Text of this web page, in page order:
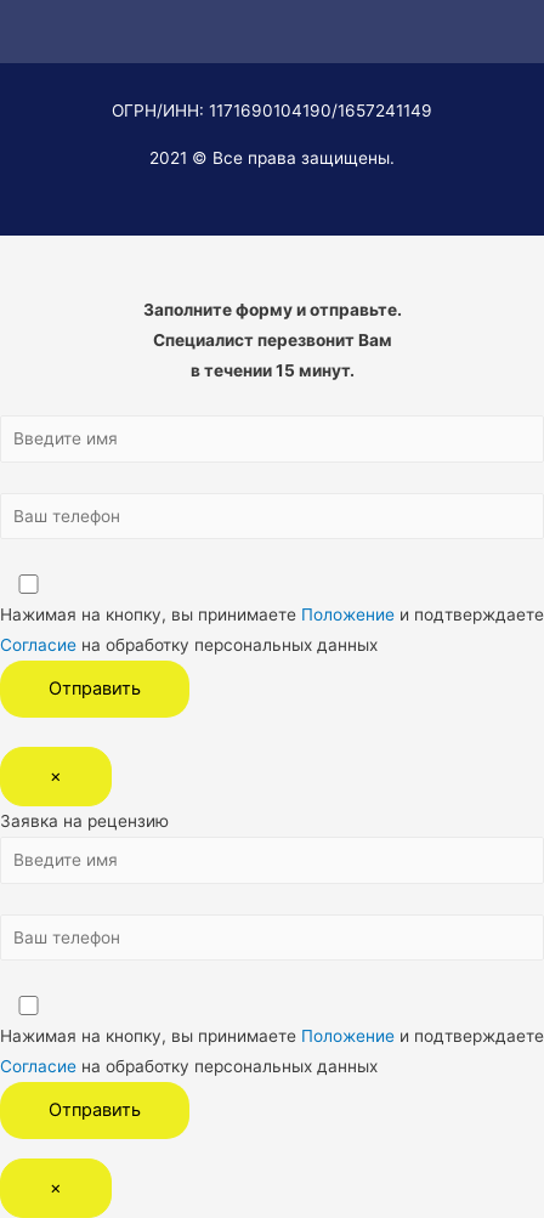
ОГРН/ИНН: 1171690104190/1657241149
2021 © Все права защищены.
Заполните форму и отправьте.
Специалист перезвонит Вам
в течении 15 минут.
Нажимая на кнопку, вы принимаете Положение и подтверждаете
Согласие на обработку персональных данных
×
Заявка на рецензию
Нажимая на кнопку, вы принимаете Положение и подтверждаете
Согласие на обработку персональных данных
×